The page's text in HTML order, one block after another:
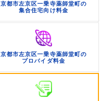
京都市左京区一乗寺薬師堂町の
集合住宅向け料金
京都市左京区一乗寺薬師堂町の
プロバイダ料金